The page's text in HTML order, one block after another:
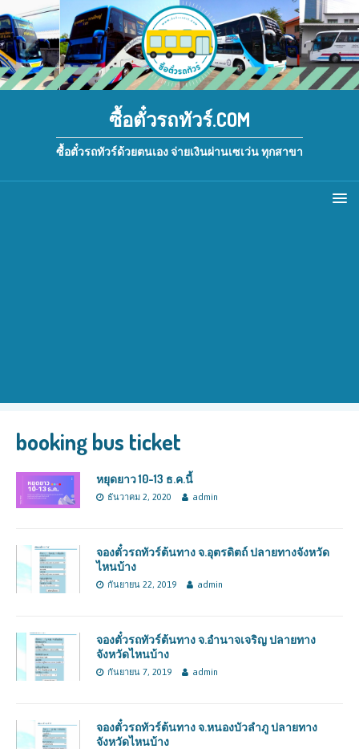
ซื้อตั๋วรถทัวร์.COM
ซื้อตั๋วรถทัวร์ด้วยตนเอง จ่ายเงินผ่านเซเว่น ทุกสาขา
booking bus ticket
หยุดยาว 10-13 ธ.ค.นี้
ธันวาคม 2, 2020 admin
จองตั๋วรถทัวร์ต้นทาง จ.อุตรดิตถ์ ปลายทางจังหวัด
ไหนบ้าง
กันยายน 22, 2019 admin
จองตั๋วรถทัวร์ต้นทาง จ.อำนาจเจริญ ปลายทาง
จังหวัดไหนบ้าง
กันยายน 7, 2019 admin
จองตั๋วรถทัวร์ต้นทาง จ.หนองบัวลำภู ปลายทาง
จังหวัดไหนบ้าง